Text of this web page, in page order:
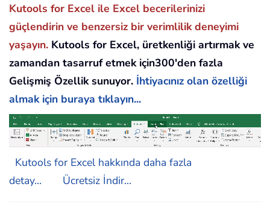
Kutools for Excel ile Excel becerilerinizi
güçlendirin ve benzersiz bir verimlilik deneyimi
yaşayın. Kutools for Excel, üretkenliği artırmak ve
zamandan tasarruf etmek için300'den fazla
Gelişmiş Özellik sunuyor. İhtiyacınız olan özelliği
almak için buraya tıklayın...
Kutools for Excel hakkında daha fazla
detay...
Ücretsiz İndir...